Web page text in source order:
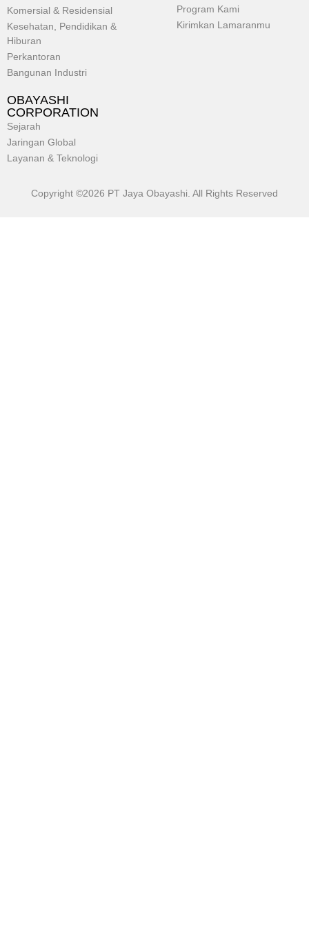
Komersial & Residensial
Kesehatan, Pendidikan &
Hiburan
Perkantoran
Bangunan Industri
Program Kami
Kirimkan Lamaranmu
OBAYASHI
CORPORATION
Sejarah
Jaringan Global
Layanan & Teknologi
Copyright ©2026 PT Jaya Obayashi. All Rights Reserved